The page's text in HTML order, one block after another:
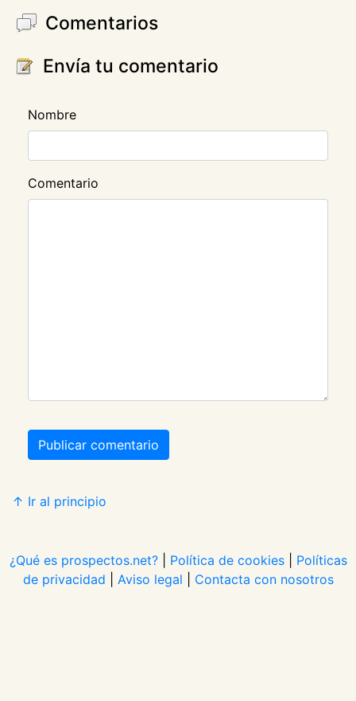
Comentarios
Envía tu comentario
Nombre
Comentario
Publicar comentario
↑ Ir al principio
¿Qué es prospectos.net?| Política de cookies| Políticas
de privacidad
Aviso legal Contacta con nosotros